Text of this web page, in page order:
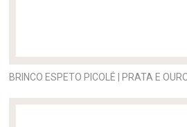
BRINCO ESPETO PICOLÉ | PRATA E